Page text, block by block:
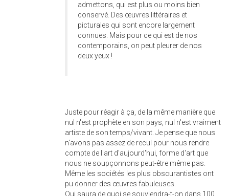
admettons, qui est plus ou moins bien
conservé. Des œuvres littéraires et
picturales qui sont encore largement
connues. Mais pour ce qui est de nos
contemporains, on peut pleurer de nos
deux yeux !
Juste pour réagir à ça, de la même manière que
nul n'est prophète en son pays, nul n'est vraiment
artiste de son temps/vivant. Je pense que nous
n'avons pas assez de recul pour nous rendre
compte de l'art d'aujourd'hui, forme d'art que
nous ne soupçonnons peut-être même pas.
Même les sociétés les plus obscurantistes ont
pu donner des œuvres fabuleuses.
Qui saura de quoi se souviendra-t-on dans 100